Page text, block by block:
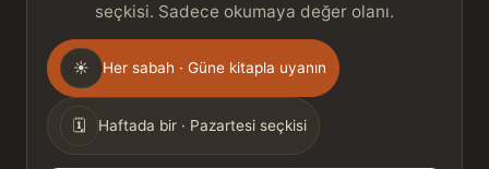
seçkisi. Sadece okumaya değer olanı.
Gönderim
sıklığı
☀ Her sabah · Güne kitapla uyanın
🗓 Haftada bir · Pazartesi seçkisi